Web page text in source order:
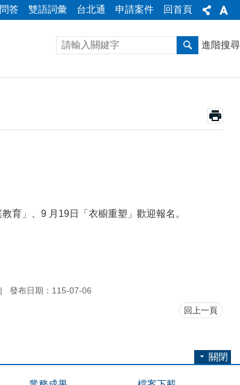
答 雙語詞彙 台北通 申請案件 回首頁
進階搜尋
育」、9 月19日「衣櫥重塑」歡迎報名。
發布日期：115-07-06
回上一頁
關閉